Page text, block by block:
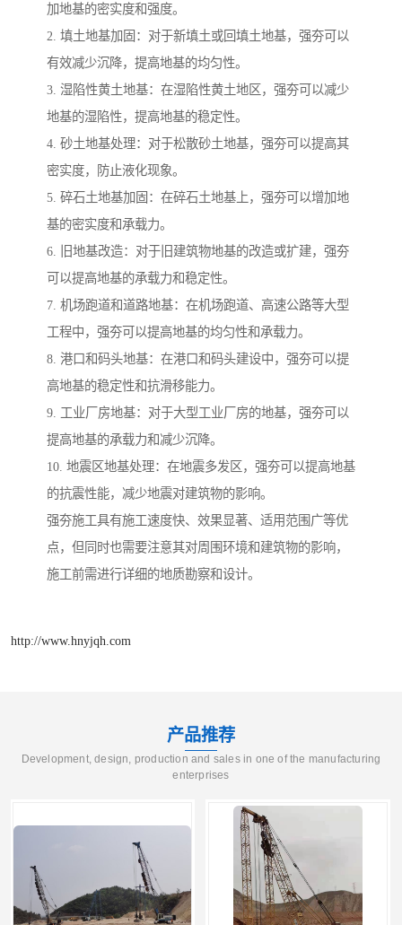
加地基的密实度和强度。
2. 填土地基加固：对于新填土或回填土地基，强夯可以
有效减少沉降，提高地基的均匀性。
3. 湿陷性黄土地基：在湿陷性黄土地区，强夯可以减少
地基的湿陷性，提高地基的稳定性。
4. 砂土地基处理：对于松散砂土地基，强夯可以提高其
密实度，防止液化现象。
5. 碎石土地基加固：在碎石土地基上，强夯可以增加地
基的密实度和承载力。
6. 旧地基改造：对于旧建筑物地基的改造或扩建，强夯
可以提高地基的承载力和稳定性。
7. 机场跑道和道路地基：在机场跑道、高速公路等大型
工程中，强夯可以提高地基的均匀性和承载力。
8. 港口和码头地基：在港口和码头建设中，强夯可以提
高地基的稳定性和抗滑移能力。
9. 工业厂房地基：对于大型工业厂房的地基，强夯可以
提高地基的承载力和减少沉降。
10. 地震区地基处理：在地震多发区，强夯可以提高地基
的抗震性能，减少地震对建筑物的影响。
强夯施工具有施工速度快、效果显著、适用范围广等优
点，但同时也需要注意其对周围环境和建筑物的影响，
施工前需进行详细的地质勘察和设计。
http://www.hnyjqh.com
产品推荐
Development, design, production and sales in one of the manufacturing
enterprises